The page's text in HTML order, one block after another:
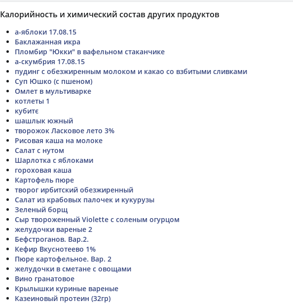
Калорийность и химический состав других продуктов
а-яблоки 17.08.15
Баклажанная икра
Пломбир "Юкки" в вафельном стаканчике
а-скумбрия 17.08.15
пудинг с обезжиренным молоком и какао со взбитыми сливками
Суп Юшко (с пшеном)
Омлет в мультиварке
котлеты 1
кубитє
шашлык южный
творожок Ласковое лето 3%
Рисовая каша на молоке
Салат с нутом
Шарлотка с яблоками
гороховая каша
Картофель пюре
творог ирбитский обезжиренный
Салат из крабовых палочек и кукурузы
Зеленый борщ
Сыр твороженный Violette с соленым огурцом
желудочки вареные 2
Бефстроганов. Вар.2.
Кефир Вкуснотеево 1%
Пюре картофельное. Вар. 2
желудочки в сметане с овощами
Вино гранатовое
Крылышки куриные вареные
Казеиновый протеин (32гр)